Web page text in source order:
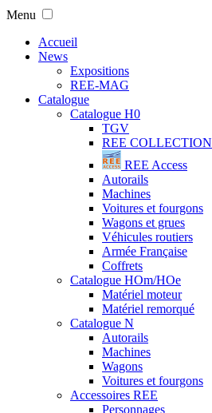
Menu
Accueil
News
Expositions
REE-MAG
Catalogue
Catalogue H0
TGV
REE COLLECTION
REE Access
Autorails
Machines
Voitures et fourgons
Wagons et grues
Véhicules routiers
Armée Française
Coffrets
Catalogue HOm/HOe
Matériel moteur
Matériel remorqué
Catalogue N
Autorails
Machines
Wagons
Voitures et fourgons
Accessoires REE
Personnages